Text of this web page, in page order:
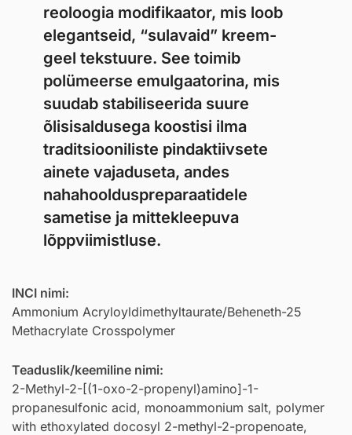
reoloogia modifikaator, mis loob
elegantseid, “sulavaid” kreem-
geel tekstuure. See toimib
polümeerse emulgaatorina, mis
suudab stabiliseerida suure
õlisisaldusega koostisi ilma
traditsiooniliste pindaktiivsete
ainete vajaduseta, andes
nahahoolduspreparaatidele
sametise ja mittekleepuva
lõppviimistluse.
INCI nimi:
Ammonium Acryloyldimethyltaurate/Beheneth-25
Methacrylate Crosspolymer
Teaduslik/keemiline nimi:
2-Methyl-2-[(1-oxo-2-propenyl)amino]-1-
propanesulfonic acid, monoammonium salt, polymer
with ethoxylated docosyl 2-methyl-2-propenoate,